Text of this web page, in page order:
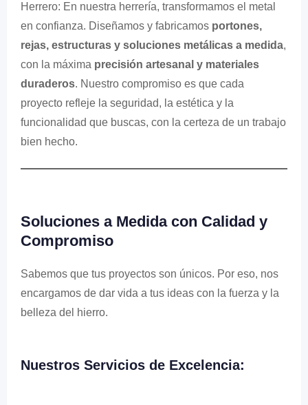
Herrero: En nuestra herrería, transformamos el metal
en confianza. Diseñamos y fabricamos portones,
rejas, estructuras y soluciones metálicas a medida,
con la máxima precisión artesanal y materiales
duraderos. Nuestro compromiso es que cada
proyecto refleje la seguridad, la estética y la
funcionalidad que buscas, con la certeza de un trabajo
bien hecho.
Soluciones a Medida con Calidad y
Compromiso
Sabemos que tus proyectos son únicos. Por eso, nos
encargamos de dar vida a tus ideas con la fuerza y la
belleza del hierro.
Nuestros Servicios de Excelencia: